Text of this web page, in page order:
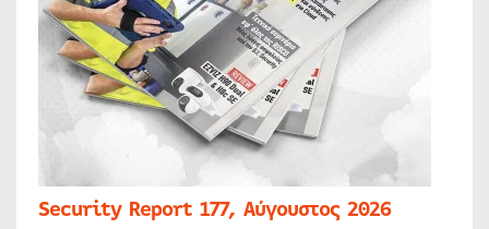
Security Report 177, Αύγουστος 2026